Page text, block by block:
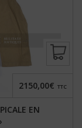
EN
2150,00€ TTC